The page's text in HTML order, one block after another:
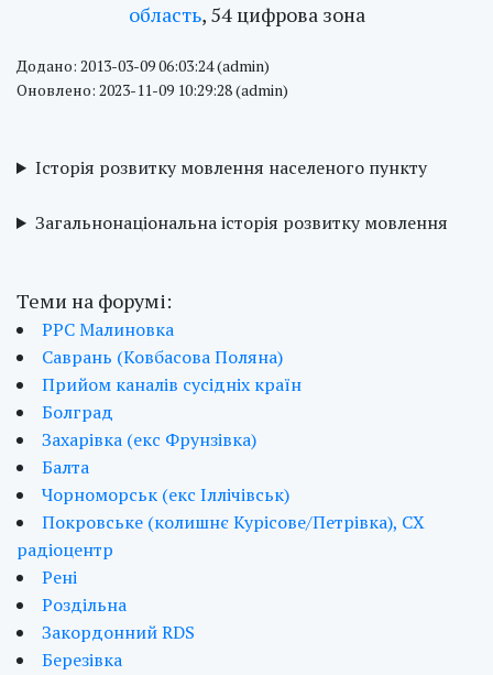
область, 54 цифрова зона
Додано: 2013-03-09 06:03:24 (admin)
Оновлено: 2023-11-09 10:29:28 (admin)
Історія розвитку мовлення населеного пункту
Загальнонаціональна історія розвитку мовлення
Теми на форумі:
РРС Малиновка
Саврань (Ковбасова Поляна)
Прийом каналів сусідніх країн
Болград
Захарівка (екс Фрунзівка)
Балта
Чорноморськ (екс Іллічівськ)
Покровське (колишнє Курісове/Петрівка), СХ
радіоцентр
Рені
Роздільна
Закордонний RDS
Березівка